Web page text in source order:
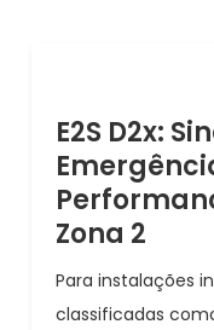
E2S D2x:
Zona 2
Para instalações
classificadas